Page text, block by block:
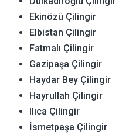
Ekinözü Çilingir
Elbistan Çilingir
Fatmalı Çilingir
Gazipaşa Çilingir
Haydar Bey Çilingir
Hayrullah Çilingir
Ilıca Çilingir
İsmetpaşa Çilingir